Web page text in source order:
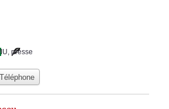
, presse
Téléphone